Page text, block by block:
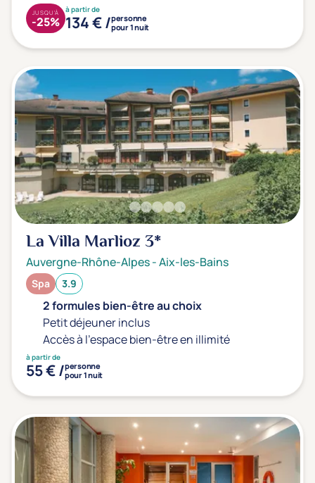
à partir de
134 € /personne
pour 1 nuit
JUSQU'À
-25%
La Villa Marlioz3*
Auvergne-Rhône-Alpes-Aix-les-Bains
Spa 3.9
2 formules bien-être au choix
Petit déjeuner inclus
Accès à l'espace bien-être en illimité
à partir de
55 € /personne
pour 1 nuit